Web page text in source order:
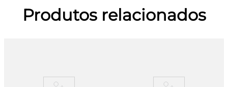
Produtos relacionados